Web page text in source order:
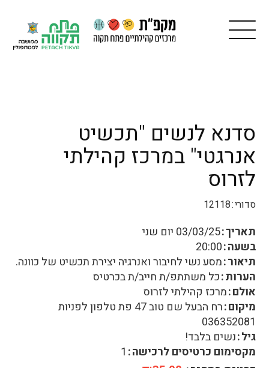
סדנא לנשים "תכשיט
אנרגטי" במרכז קהילתי
לזרוס
סדורי 12118
תאריך 03/03/25 יום שני
בשעה 20:00
תיאור מסע נשי לחיבור ואנרגיה יצירת תכשיט של כוונה.
הערות כל משתתפ/ת חייב/ת בכרטיס
אולם מרכז קהילתי לזרוס
מיקום
רח הבעל שם טוב 47 פת טלפון לפניות
036352081
גיל נשים בלבד!
מקסימום כרטיסים לרכישה 1